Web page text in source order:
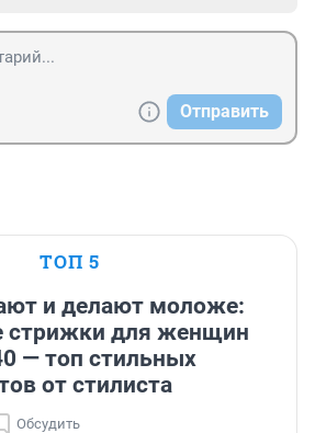
Отправить
ТОП 5
и делают моложе:
стрижки для женщин
— топ стильных
от стилиста
Обсудить